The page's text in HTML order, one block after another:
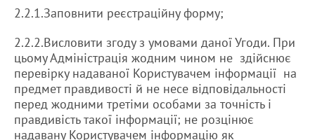
2.2.1.Заповнити реєстраційну форму;
2.2.2.Висловити згоду з умовами даної Угоди. При
цьому Адміністрація жодним чином не здійснює
перевірку надаваної Користувачем інформації на
предмет правдивості й не несе відповідальності
перед жодними третіми особами за точність і
правдивість такої інформації; не розцінює
надавану Користувачем інформацію як